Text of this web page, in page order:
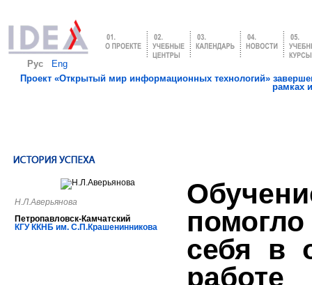
Рус
Eng
Проект «Открытый мир информационных технологий»
рамках
Н.Л.Аверьянова
Петропавловск-Камчатский
КГУ ККНБ им. С.П.Крашенинникова
себя в
работе